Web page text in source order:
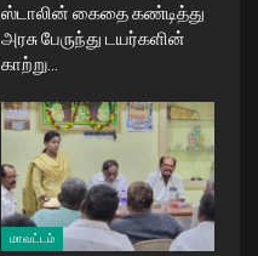
ஸ்டாலின் கைதை கண்டித்து
அரசு பேருந்து டயர்களின்
காற்று…
மாவட்டம்